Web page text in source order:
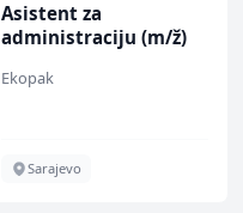
Asistent za
administraciju (m/ž)
Ekopak
Sarajevo